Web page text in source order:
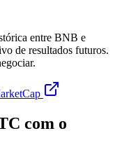
entre BNB e
de resultados futuros.
com o